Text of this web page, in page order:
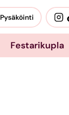
Festarikupla
Pysäköinti